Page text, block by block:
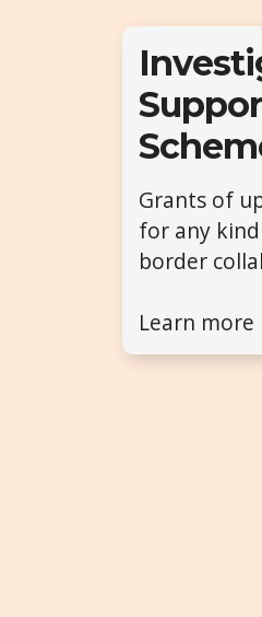
Grants of
for any
border
Learn more